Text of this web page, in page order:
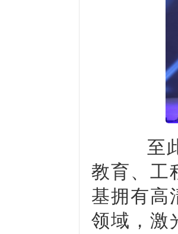
至此
教育、工
基拥有高
领域，激